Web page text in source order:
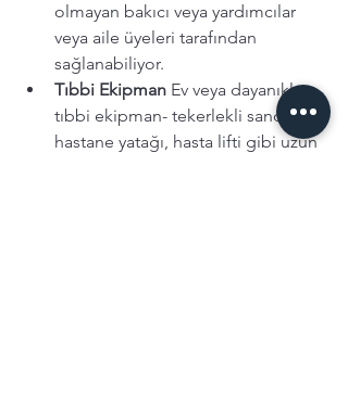
olmayan bakıcı veya yardımcılar
veya aile üyeleri tarafından
sağlanabiliyor.
Tıbbi Ekipman Ev veya dayanıklı
tıbbi ekipman- tekerlekli sandalye,
hastane yatağı, hasta lifti gibi uzun